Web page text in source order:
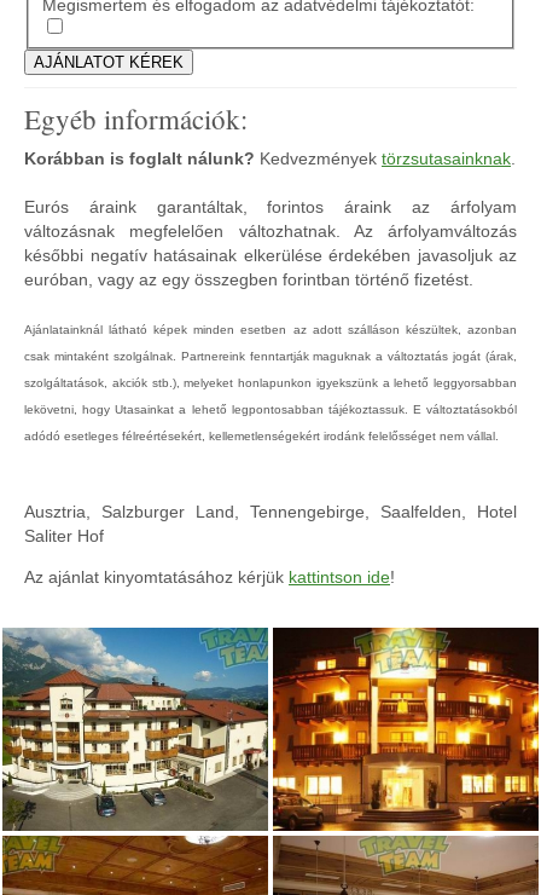
Megismertem és elfogadom az adatvédelmi tájékoztatót:
Egyéb információk:
Korábban is foglalt nálunk? Kedvezmények törzsutasainknak.
Eurós áraink garantáltak, forintos áraink az árfolyam
változásnak megfelelően változhatnak. Az árfolyamváltozás
későbbi negatív hatásainak elkerülése érdekében javasoljuk az
euróban, vagy az egy összegben forintban történő fizetést.
Ajánlatainknál látható képek minden esetben az adott szálláson készültek, azonban
csak mintaként szolgálnak. Partnereink fenntartják maguknak a változtatás jogát (árak,
szolgáltatások, akciók stb.), melyeket honlapunkon igyekszünk a lehető leggyorsabban
lekövetni, hogy Utasainkat a lehető legpontosabban tájékoztassuk. E változtatásokból
adódó esetleges félreértésekért, kellemetlenségekért irodánk felelősséget nem vállal.
Ausztria, Salzburger Land, Tennengebirge, Saalfelden, Hotel
Saliter Hof
Az ajánlat kinyomtatásához kérjük kattintson ide!